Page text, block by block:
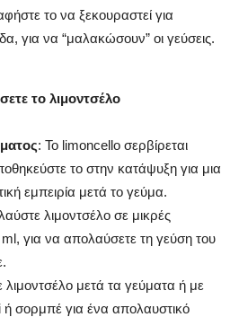
το να ξεκουραστεί για
για να “μαλακώσουν” οι γεύσεις.
το λιμοντσέλο
: Το limoncello σερβίρεται
το στην κατάψυξη για μια
εμπειρία μετά το γεύμα.
λιμοντσέλο σε μικρές
για να απολαύσετε τη γεύση του
λιμοντσέλο μετά τα γεύματα ή με
σορμπέ για ένα απολαυστικό